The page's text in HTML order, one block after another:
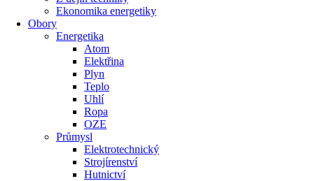
Ekonomika energetiky
Obory
Energetika
Atom
Elektřina
Plyn
Teplo
Uhlí
Ropa
OZE
Průmysl
Elektrotechnický
Strojírenství
Hutnictví